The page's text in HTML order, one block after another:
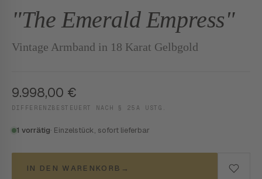
"The Emerald Empress"
Vintage Armband in 18 Karat Gelbgold
9.998,00 €
DIFFERENZBESTEUERT NACH § 25A USTG.
1 vorrätig· Einzelstück, sofort lieferbar
IN DEN WARENKORB →